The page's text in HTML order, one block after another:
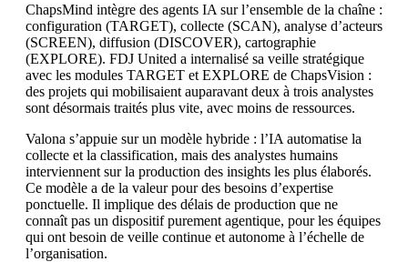
ChapsMind intègre des agents IA sur l’ensemble de la chaîne :
configuration (TARGET), collecte (SCAN), analyse d’acteurs
(SCREEN), diffusion (DISCOVER), cartographie
(EXPLORE). FDJ United a internalisé sa veille stratégique
avec les modules TARGET et EXPLORE de ChapsVision :
des projets qui mobilisaient auparavant deux à trois analystes
sont désormais traités plus vite, avec moins de ressources.
Valona s’appuie sur un modèle hybride : l’IA automatise la
collecte et la classification, mais des analystes humains
interviennent sur la production des insights les plus élaborés.
Ce modèle a de la valeur pour des besoins d’expertise
ponctuelle. Il implique des délais de production que ne
connaît pas un dispositif purement agentique, pour les équipes
qui ont besoin de veille continue et autonome à l’échelle de
l’organisation.